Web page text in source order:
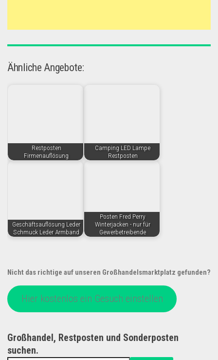
Ähnliche Angebote:
Restposten
Firmenauflösung
Camping LED Lampe
Restposten
Geschäftsauflösung Leder
Schmuck Leder Armband
Posten Fred Perry
Winterjacken - nur für
Gewerbetreibende
Nicht das richtige auf unseren Großhandelsmarktplatz gefunden?
Hier kostenlos ein Gesuch einstellen
Großhandel, Restposten und Sonderposten
suchen.